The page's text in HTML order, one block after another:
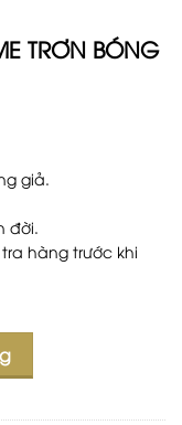
TRƠN BÓNG
giả.
đời.
hàng trước khi